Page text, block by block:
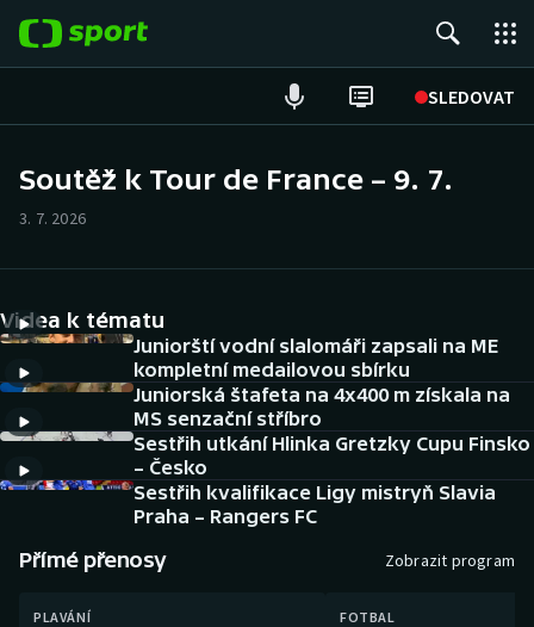
SLEDOVAT
Hokej
Tenis
Atletika
Cyklistika
DALŠÍ SPORTY
Americký fotbal
Baseball a softbal
Basketbal
NEPŘEHLÉDNĚTE
Soutěže
Historické návraty
Soutěž k Tour de France – 9. 7.
3. 7. 2026
Videa k tématu
Juniorští vodní slalomáři zapsali na ME
kompletní medailovou sbírku
Juniorská štafeta na 4x400 m získala na
MS senzační stříbro
Sestřih utkání Hlinka Gretzky Cupu Finsko
– Česko
Sestřih kvalifikace Ligy mistryň Slavia
Praha – Rangers FC
Přímé přenosy Zobrazit program
PLAVÁNÍ FOTBAL